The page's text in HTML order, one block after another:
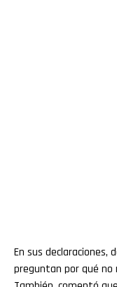
En sus declaraciones,
preguntan por qué no